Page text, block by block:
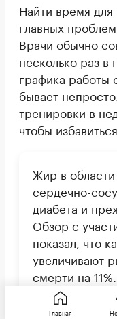
Найти время
главных
Врачи обычно
несколько раз в
графика работы
бывает
тренировки в
чтобы
Жир в
сердечно-
диабета и
Обзор с
показал, что
увеличивают
смерти на 11%.
Главная